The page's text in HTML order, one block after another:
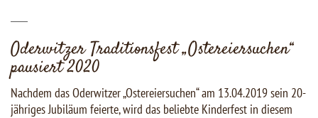
Oderwitzer Traditionsfest „Ostereiersuchen“
pausiert 2020
Nachdem das Oderwitzer „Ostereiersuchen“ am 13.04.2019 sein 20-
jähriges Jubiläum feierte, wird das beliebte Kinderfest in diesem